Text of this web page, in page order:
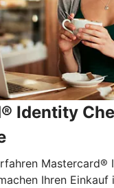
Identity
Mastercard®
Ihren